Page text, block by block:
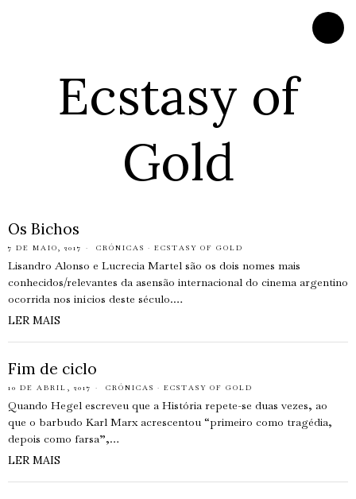
Ecstasy of
Gold
Os Bichos
7 DE MAIO, 2017 CRÓNICAS · ECSTASY OF GOLD
Lisandro Alonso e Lucrecia Martel são os dois nomes mais
conhecidos/relevantes da asensão internacional do cinema argentino
ocorrida nos inícios deste século.…
LER MAIS
Fim de ciclo
10 DE ABRIL, 2017 CRÓNICAS · ECSTASY OF GOLD
Quando Hegel escreveu que a História repete-se duas vezes, ao
que o barbudo Karl Marx acrescentou “primeiro como tragédia,
depois como farsa”,…
LER MAIS